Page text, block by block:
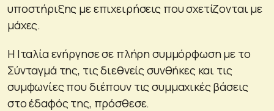
υποστήριξης με επιχειρήσεις που σχετίζονται με
μάχες.
Η Ιταλία ενήργησε σε πλήρη συμμόρφωση με το
Σύνταγμά της, τις διεθνείς συνθήκες και τις
συμφωνίες που διέπουν τις συμμαχικές βάσεις
στο έδαφός της, πρόσθεσε.